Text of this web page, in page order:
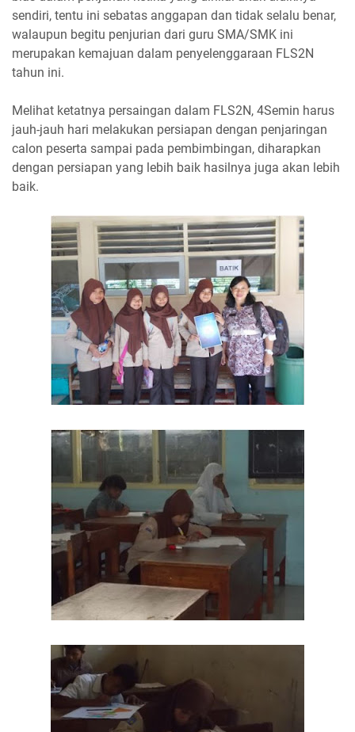
sendiri, tentu ini sebatas anggapan dan tidak selalu benar,
walaupun begitu penjurian dari guru SMA/SMK ini
merupakan kemajuan dalam penyelenggaraan FLS2N
tahun ini.
Melihat ketatnya persaingan dalam FLS2N, 4Semin harus
jauh-jauh hari melakukan persiapan dengan penjaringan
calon peserta sampai pada pembimbingan, diharapkan
dengan persiapan yang lebih baik hasilnya juga akan lebih
baik.